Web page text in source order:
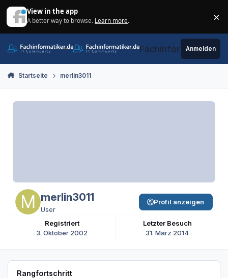
View in the app
A better way to browse. Learn more. ×
Fachinformatiker.de
Anmelden
Startseite merlin3011
merlin3011
User
Registriert
3. Oktober 2002
Letzter Besuch
31. März 2014
Profil anzeigen
Rangfortschritt